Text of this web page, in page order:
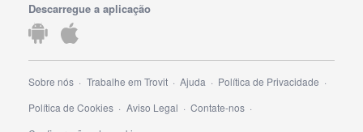
Descarregue a aplicação
Sobre nós Trabalhe em Trovit Ajuda
Política de Privacidade
Política de Cookies
Aviso Legal
Contate-nos